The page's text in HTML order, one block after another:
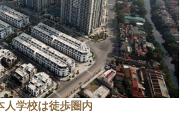
人学校は徒歩圏内